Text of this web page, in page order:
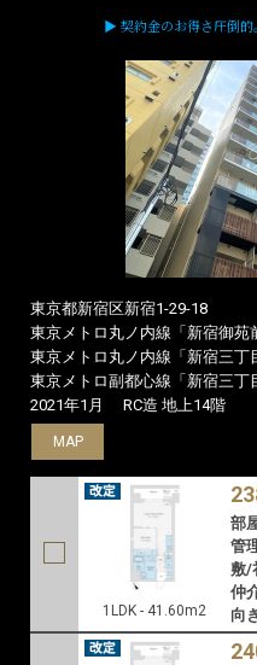
▶ 契約金のお得さ圧倒
東京都新宿区新宿1-29-18
東京メトロ丸ノ内線「新宿御苑
東京メトロ丸ノ内線「新宿三丁
東京メトロ副都心線「新宿三丁
2021年1月
RC造 地上14階
MAP
1LDK - 41.60m2
部
管
敷/
仲
向
MAP
MAP